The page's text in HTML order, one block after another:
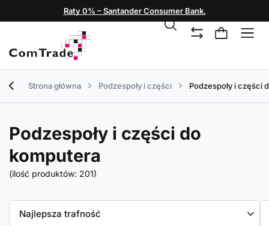
Raty 0% – Santander Consumer Bank.
Strona główna Podzespoły i części Podzespoły i części
Podzespoły i części do
komputera
(ilość produktów: 201)
Zmień sortowanie
Najlepsza trafność